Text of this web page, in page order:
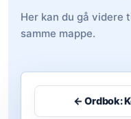
Her kan du gå videre
samme mappe.
← Ordbok: